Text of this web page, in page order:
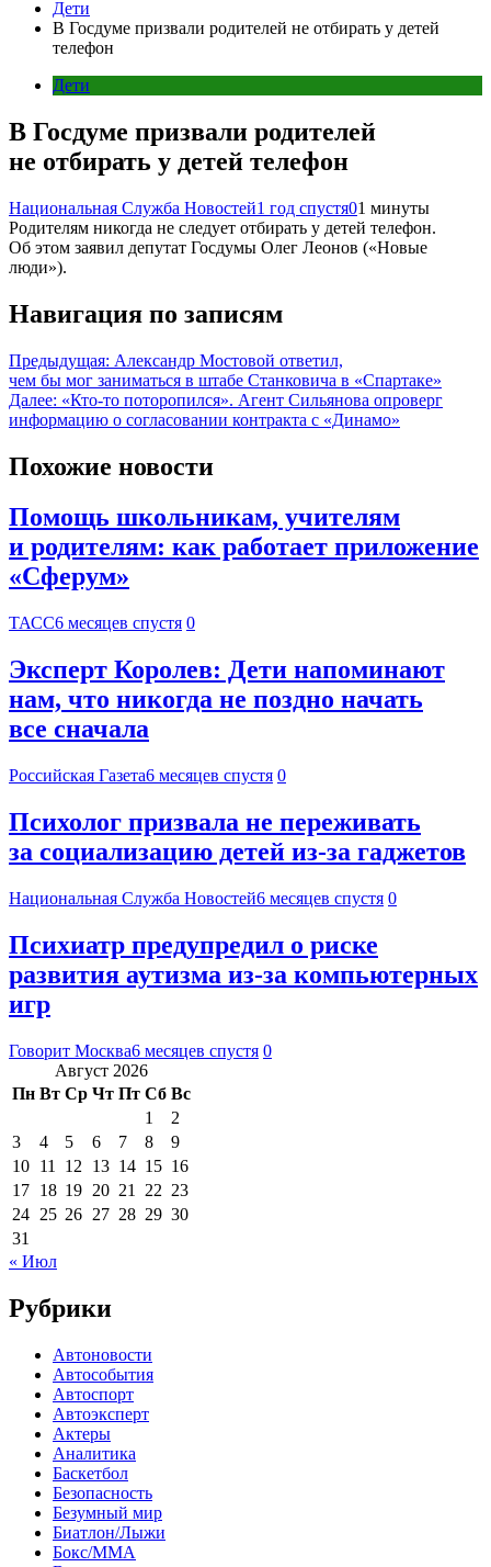
Дети
В Госдуме призвали родителей не отбирать у детей
телефон
Дети
В Госдуме призвали родителей
не отбирать у детей телефон
Национальная Служба Новостей1 год спустя01 минуты
Родителям никогда не следует отбирать у детей телефон.
Об этом заявил депутат Госдумы Олег Леонов («Новые
люди»).
Навигация по записям
Предыдущая: Александр Мостовой ответил,
чем бы мог заниматься в штабе Станковича в «Спартаке»
Далее: «Кто-то поторопился». Агент Сильянова опроверг
информацию о согласовании контракта с «Динамо»
Похожие новости
Помощь школьникам, учителям
и родителям: как работает приложение
«Сферум»
ТАСС6 месяцев спустя 0
Эксперт Королев: Дети напоминают
нам, что никогда не поздно начать
все сначала
Российская Газета6 месяцев спустя 0
Психолог призвала не переживать
за социализацию детей из-за гаджетов
Национальная Служба Новостей6 месяцев спустя 0
Психиатр предупредил о риске
развития аутизма из-за компьютерных
игр
Говорит Москва6 месяцев спустя 0
Август 2026
Пн Вт Ср Чт Пт Сб Вс
1
2
3
4 5 6 7 8
9
10 11 12 13 14 15 16
17 18 19 20 21 22 23
24 25 26 27 28 29 30
31
« Июл
Рубрики
Автоновости
Автособытия
Автоспорт
Автоэксперт
Актеры
Аналитика
Баскетбол
Безопасность
Безумный мир
Биатлон/Лыжи
Бокс/MMA